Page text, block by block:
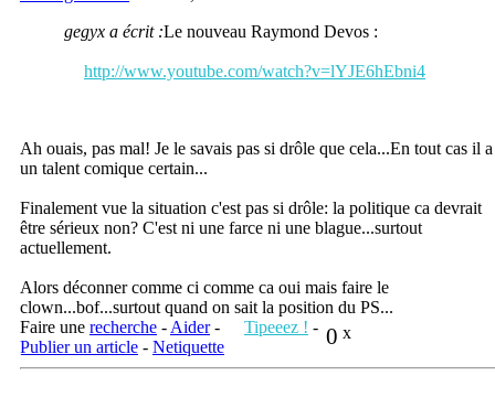
gegyx a écrit :Le nouveau Raymond Devos :
http://www.youtube.com/watch?v=lYJE6hEbni4
Ah ouais, pas mal! Je le savais pas si drôle que cela...En tout cas il a
un talent comique certain...
Finalement vue la situation c'est pas si drôle: la politique ca devrait
être sérieux non? C'est ni une farce ni une blague...surtout
actuellement.
Alors déconner comme ci comme ca oui mais faire le
clown...bof...surtout quand on sait la position du PS...
0 x
Faire une recherche - Aider- Tipeeez ! -
Publier un article - Netiquette